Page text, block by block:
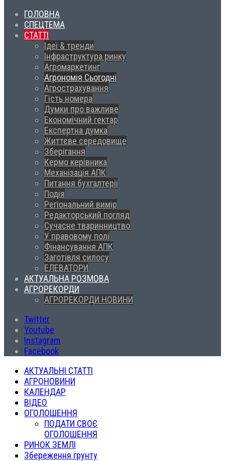
ГОЛОВНА
СПЕЦТЕМА
СТАТТІ
Ідеї & тренди
Інфраструктура ринку
Агромаркетинг
Агрономія Сьогодні
Агрострахування
Гість номера
Думки про важливе
Економічний гектар
Експертна думка
Життєве середовище
Зберігання
Кермо керівника
Механізація АПК
Питання бухгалтерії
Подія
Регіональний вимір
Редакторський погляд
Сучасне тваринництво
У правовому полі
Фінансування АПК
Заготівля силосу
ЕЛЕВАТОРИ
АКТУАЛЬНА РОЗМОВА
АГРОРЕКОРДИ
АГРОРЕКОРДИ НОВИНИ
Twitter
Youtube
Instagram
Facebook
АКТУАЛЬНІ СТАТТІ
АГРОНОВИНИ
КАЛЕНДАР
ВІДЕО
ОГОЛОШЕННЯ
ПОДАТИ СВОЄ
ОГОЛОШЕННЯ
РИНОК ЗЕМЛІ
Збереження грунту